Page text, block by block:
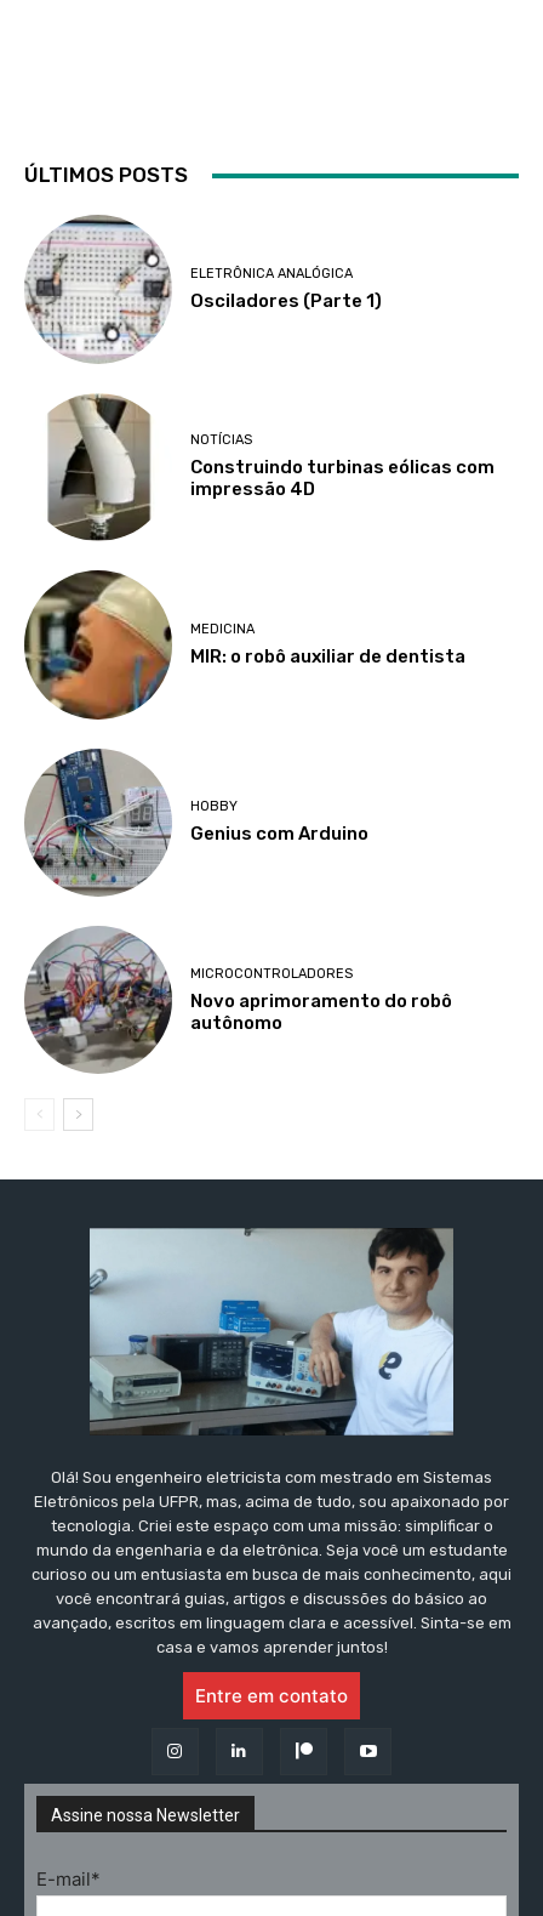
ÚLTIMOS POSTS
ELETRÔNICA ANALÓGICA
Osciladores (Parte 1)
NOTÍCIAS
Construindo turbinas eólicas com
impressão 4D
MEDICINA
MIR: o robô auxiliar de dentista
HOBBY
Genius com Arduino
MICROCONTROLADORES
Novo aprimoramento do robô
autônomo
Olá! Sou engenheiro eletricista com mestrado em Sistemas
Eletrônicos pela UFPR, mas, acima de tudo, sou apaixonado por
tecnologia. Criei este espaço com uma missão: simplificar o
mundo da engenharia e da eletrônica. Seja você um estudante
curioso ou um entusiasta em busca de mais conhecimento, aqui
você encontrará guias, artigos e discussões do básico ao
avançado, escritos em linguagem clara e acessível. Sinta-se em
casa e vamos aprender juntos!
Entre em contato
Assine nossa Newsletter
E-mail*